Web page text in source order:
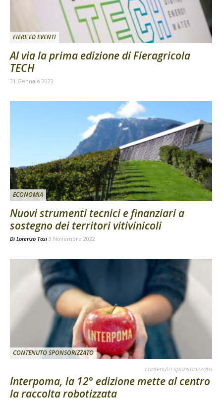
FIERE ED EVENTI
Al via la prima edizione di Fieragricola
TECH
31 Gennaio 2023
ECONOMIA
Nuovi strumenti tecnici e finanziari a
sostegno dei territori vitivinicoli
Di Lorenzo Tosi 3 Novembre 2022
CONTENUTO SPONSORIZZATO
contenuto sponsorizzato
Interpoma, la 12° edizione mette al centro
la raccolta robotizzata